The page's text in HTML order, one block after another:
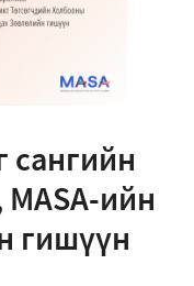
MASA-ийн
гишүүн